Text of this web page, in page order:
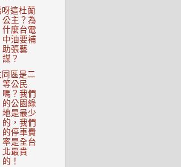
呀這杜蘭
公主？為
什麼台電
中油要補
助張藝
謀？
同區是二
等公民
嗎？我們
的公園綠
地是最少
的，我們
的停車費
率是全台
北最貴
的！